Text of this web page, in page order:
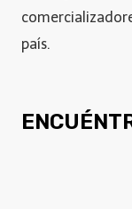
país.